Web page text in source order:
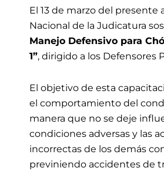
El 13 de marzo del presente
Nacional de la Judicatura
Manejo Defensivo para
1”, dirigido a los Defensores
El objetivo de esta
el comportamiento del
manera que no se deje
condiciones adversas y las
incorrectas de los demás
previniendo accidentes de